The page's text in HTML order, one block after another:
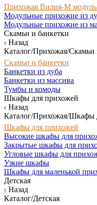
Прихожая Вилия-М
Модульные прихожие из
Модульные прихожие из
Скамьи и банкетки
Назад
Каталог/Прихожая/Скамьи
Скамьи и банкетки
Банкетки из дуба
Банкетки из массива
Тумбы и комоды
Шкафы для прихожей
Назад
Каталог/Прихожая/Шкафы
Шкафы для прихожей
Высокие шкафы для
Закрытые шкафы для
Угловые шкафы для
Узкие шкафы
Шкафы для маленькой
Детская
Назад
Каталог/Детская